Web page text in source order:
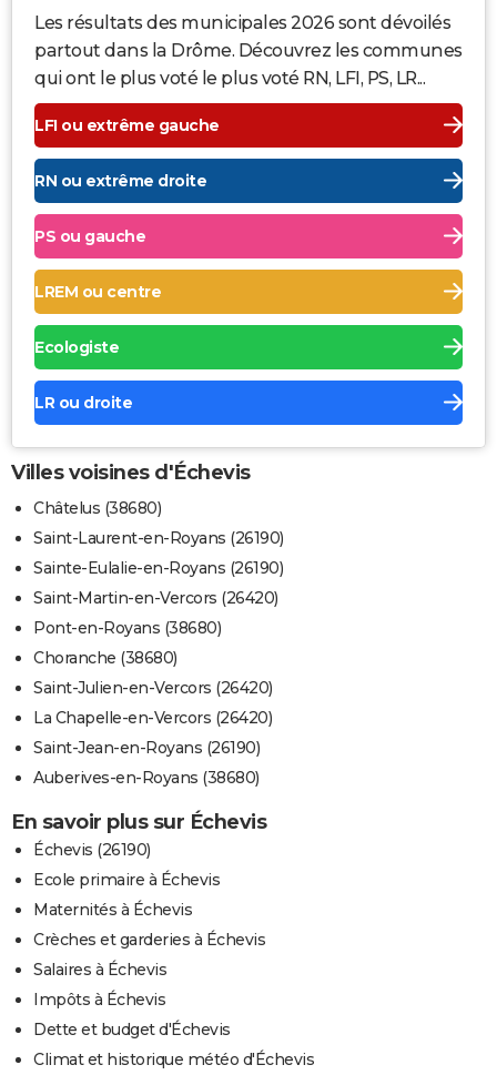
Les résultats des municipales 2026 sont dévoilés
partout dans la Drôme. Découvrez les communes
qui ont le plus voté le plus voté RN, LFI, PS, LR...
LFI ou extrême gauche
RN ou extrême droite
PS ou gauche
LREM ou centre
Ecologiste
LR ou droite
Villes voisines d'Échevis
Châtelus (38680)
Saint-Laurent-en-Royans (26190)
Sainte-Eulalie-en-Royans (26190)
Saint-Martin-en-Vercors (26420)
Pont-en-Royans (38680)
Choranche (38680)
Saint-Julien-en-Vercors (26420)
La Chapelle-en-Vercors (26420)
Saint-Jean-en-Royans (26190)
Auberives-en-Royans (38680)
En savoir plus sur Échevis
Échevis (26190)
Ecole primaire à Échevis
Maternités à Échevis
Crèches et garderies à Échevis
Salaires à Échevis
Impôts à Échevis
Dette et budget d'Échevis
Climat et historique météo d'Échevis